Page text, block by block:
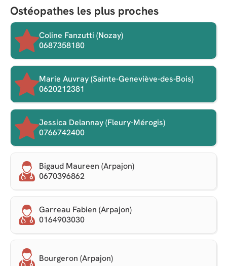
Ostéopathes les plus proches
Coline Fanzutti (Nozay)
0687358180
Marie Auvray (Sainte-Geneviève-des-Bois)
0620212381
Jessica Delannay (Fleury-Mérogis)
0766742400
Bigaud Maureen (Arpajon)
0670396862
Garreau Fabien (Arpajon)
0164903030
Bourgeron (Arpajon)